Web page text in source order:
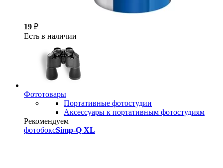
19 ₽
Есть в наличии
Фототовары
Портативные фотостудии
Аксессуары к портативным фотостудиям
Рекомендуем
фотобоксSimp-Q XL